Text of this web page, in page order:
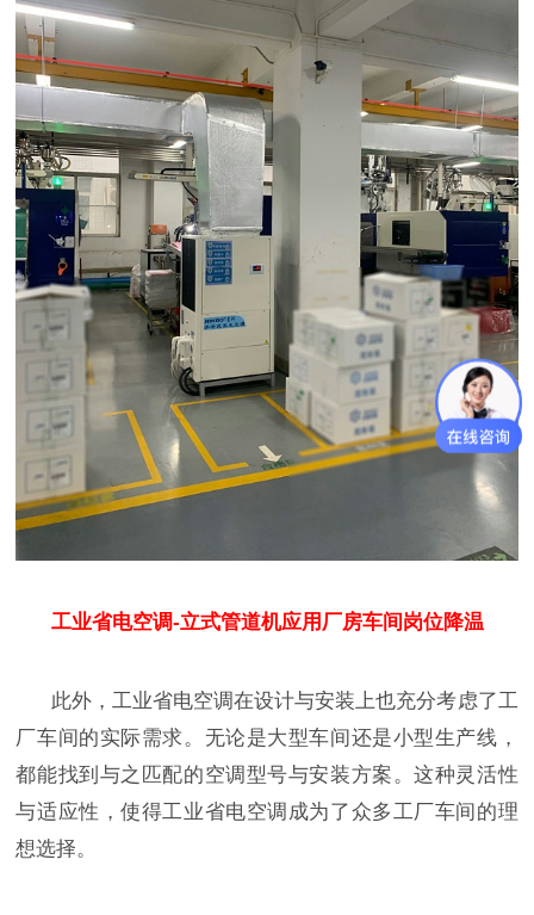
工业省电空调-立式管道机应用厂房车间岗位降温
此外，工业省电空调在设计与安装上也充分考虑了工
厂车间的实际需求。无论是大型车间还是小型生产线，
都能找到与之匹配的空调型号与安装方案。这种灵活性
与适应性，使得工业省电空调成为了众多工厂车间的理
想选择。